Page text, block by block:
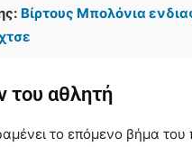
Βίρτους Μπολόνια
του αθλητή
το επόμενο βήμα του